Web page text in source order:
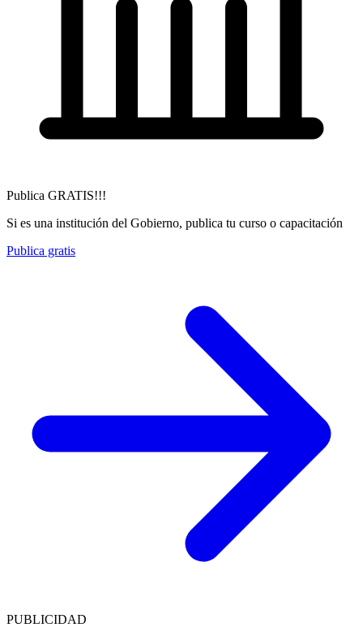
Publica GRATIS!!!
Si es una institución del Gobierno, publica tu curso o capacitación
Publica gratis
PUBLICIDAD